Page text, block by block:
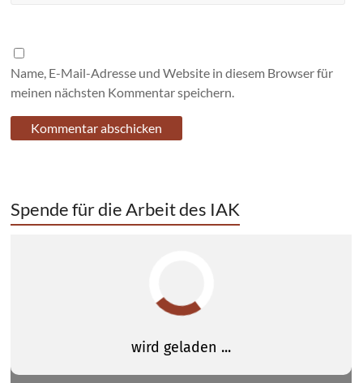
Name, E-Mail-Adresse und Website in diesem Browser für
meinen nächsten Kommentar speichern.
Spende für die Arbeit des IAK